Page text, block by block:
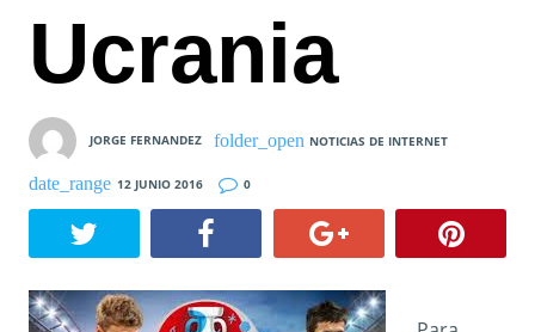
Ucrania
JORGE FERNANDEZ NOTICIAS DE INTERNET
12 JUNIO 2016 0